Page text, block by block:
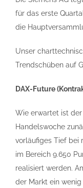
für das erste
die
Unser
Trendschüben auf
DAX-Future
Wie erwartet ist
Handelswoche
vorläufiges Tief bei
im Bereich 9.650
realisiert werden.
der Markt ein